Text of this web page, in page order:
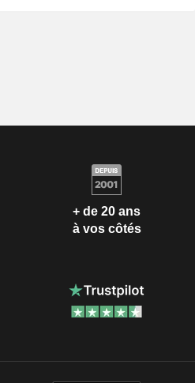
+ de 20 ans
à vos côtés